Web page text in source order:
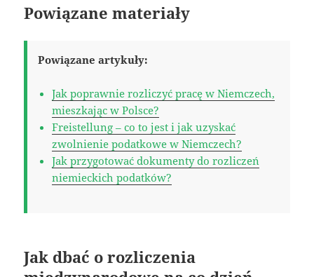
Powiązane materiały
Powiązane artykuły:
Jak poprawnie rozliczyć pracę w Niemczech,
mieszkając w Polsce?
Freistellung – co to jest i jak uzyskać
zwolnienie podatkowe w Niemczech?
Jak przygotować dokumenty do rozliczeń
niemieckich podatków?
Jak dbać o rozliczenia